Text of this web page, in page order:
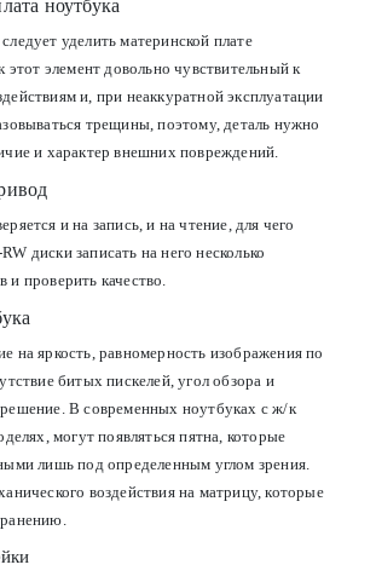
ноутбука
уделить материнской плате
этот элемент довольно чувствительный к
и, при неаккуратной эксплуатации
трещины, поэтому, деталь нужно
и характер внешних повреждений.
и на запись, и на чтение, для чего
диски записать на него несколько
и проверить качество.
на яркость, равномерность изображения по
битых пискелей, угол обзора и
В современных ноутбуках с ж/к
могут появляться пятна, которые
лишь под определенным углом зрения.
воздействия на матрицу, которые